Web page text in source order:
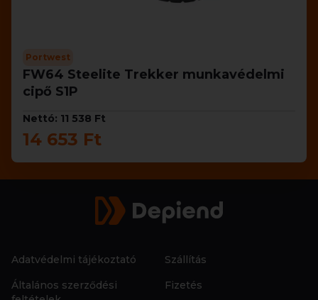
Portwest
FW64 Steelite Trekker munkavédelmi
cipő S1P
Nettó: 11 538 Ft
14 653 Ft
Adatvédelmi tájékoztató
Általános szerződési
Szállítás
Fizetés